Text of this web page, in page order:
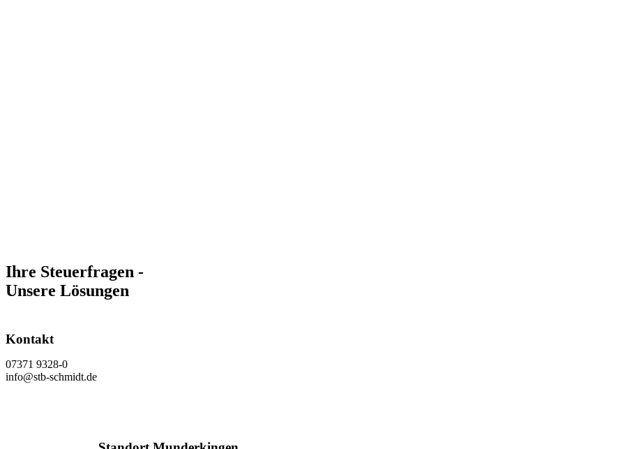
Ihre Steuerfragen -
Unsere Lösungen
Kontakt
07371 9328-0
info@stb-schmidt.de